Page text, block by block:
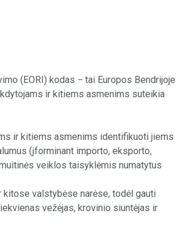
(EORI) kodas − tai Europos Bendrijoje
ir kitiems asmenims suteikia
ir kitiems asmenims identifikuoti jiems
(įforminant importo, eksporto,
veiklos taisyklėmis numatytus
kitose valstybėse narėse, todėl gauti
vežėjas, krovinio siuntėjas ir